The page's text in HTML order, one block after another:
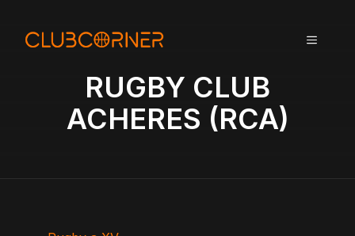
MENU
RUGBY CLUB
ACHERES (RCA)